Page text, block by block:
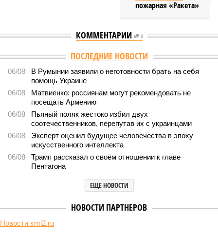
пожарная «Ракета»
КОММЕНТАРИИ 0
Версия //Общество //
Мы могли бы жить сотни лет, но этого никогда не
Мы могли бы жить сотни лет, но этого никогда не будет
Возраст бессмертия
Мы могли бы жить сотни лет, но этого никогда не будет (фото: Deep
Vision)
Как бы мы ни старались, достигнуть бессмертия у человека не
получится никогда, даже при самых совершенных технологиях и
самой совершенной медицине. Точку в многолетних дебатах о
долголетии поставило новое исследование российских учёных: в